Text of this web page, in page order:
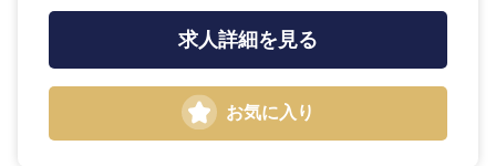
求人詳細を見る
お気に入り